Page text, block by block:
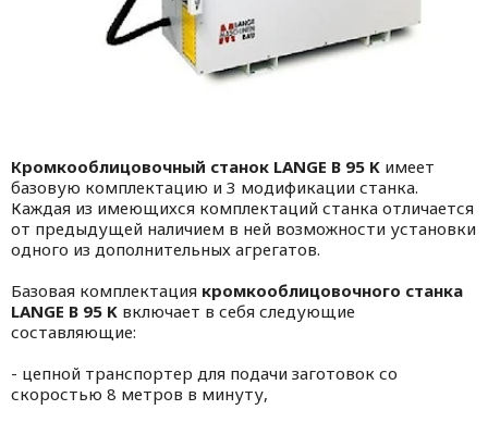
Кромкооблицовочный станок LANGE B 95 K имеет
базовую комплектацию и 3 модификации станка.
Каждая из имеющихся комплектаций станка отличается
от предыдущей наличием в ней возможности установки
одного из дополнительных агрегатов.
Базовая комплектация кромкооблицовочного станка
LANGE B 95 K включает в себя следующие
составляющие:
- цепной транспортер для подачи заготовок со
скоростью 8 метров в минуту,